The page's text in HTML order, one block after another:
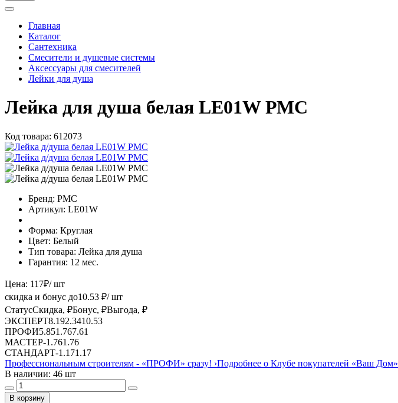
Главная
Каталог
Сантехника
Смесители и душевые системы
Аксессуары для смесителей
Лейки для душа
Лейка для душа белая LE01W РМС
Код товара: 612073
Бренд: РМС
Артикул: LE01W
Форма: Круглая
Цвет: Белый
Тип товара: Лейка для душа
Гарантия: 12 мес.
Цена: 117₽/ шт
скидка и бонус до10.53 ₽/ шт
СтатусСкидка, ₽Бонус, ₽Выгода, ₽
ЭКСПЕРТ8.192.3410.53
ПРОФИ5.851.767.61
МАСТЕР-1.761.76
СТАНДАРТ-1.171.17
Профессиональным строителям - «ПРОФИ» сразу! ›Подробнее о Клубе покупателей «Ваш Дом»
В наличии: 46 шт
В корзину